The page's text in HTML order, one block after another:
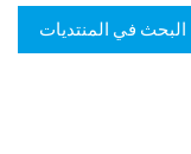
البحث في المنتديات